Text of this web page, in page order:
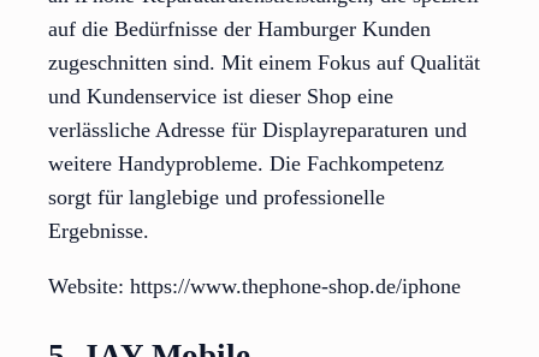
auf die Bedürfnisse der Hamburger Kunden
zugeschnitten sind. Mit einem Fokus auf Qualität
und Kundenservice ist dieser Shop eine
verlässliche Adresse für Displayreparaturen und
weitere Handyprobleme. Die Fachkompetenz
sorgt für langlebige und professionelle
Ergebnisse.
Website: https://www.thephone-shop.de/iphone